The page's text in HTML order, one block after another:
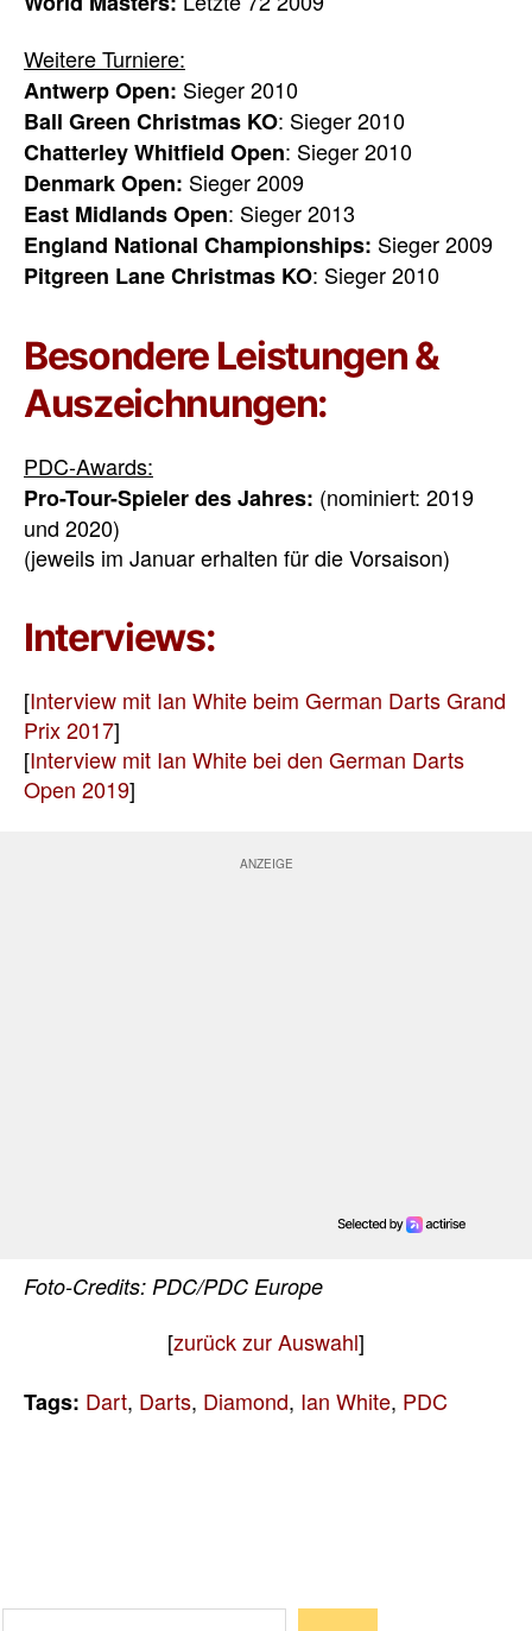
Weitere Turniere:
Antwerp Open: Sieger 2010
Ball Green Christmas KO: Sieger 2010
Chatterley Whitfield Open: Sieger 2010
Denmark Open: Sieger 2009
East Midlands Open: Sieger 2013
England National Championships: Sieger 2009
Pitgreen Lane Christmas KO: Sieger 2010
Besondere Leistungen &
Auszeichnungen:
PDC-Awards:
Pro-Tour-Spieler des Jahres: (nominiert: 2019
und 2020)
(jeweils im Januar erhalten für die Vorsaison)
Interviews:
[Interview mit Ian White beim German Darts Grand
Prix 2017]
[Interview mit Ian White bei den German Darts
Open 2019]
Foto-Credits: PDC/PDC Europe
[zurück zur Auswahl]
Tags: Dart, Darts, Diamond, Ian White, PDC